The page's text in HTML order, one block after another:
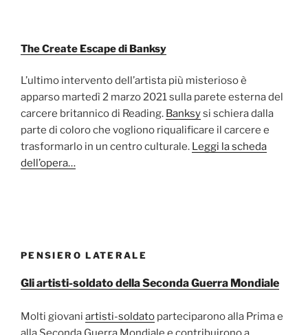
The Create Escape di Banksy
L’ultimo intervento dell’artista più misterioso è
apparso martedì 2 marzo 2021 sulla parete esterna del
carcere britannico di Reading. Banksysi schiera dalla
parte di coloro che vogliono riqualificare il carcere e
trasformarlo in un centro culturale. Leggi la scheda
dell’opera…
PENSIERO LATERALE
Gli artisti-soldato della Seconda Guerra Mondiale
Molti giovani artisti-soldato parteciparono alla Prima e